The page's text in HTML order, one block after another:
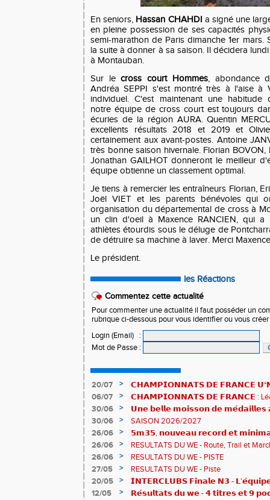
En seniors, Hassan CHAHDI a signé une
en pleine possession de ses capacités
semi-marathon de Paris dimanche 1er mars.
la suite à donner à sa saison. Il décidera
à Montauban.
Sur lecross court Hommes, abondance
Andréa SEPPI s'est montré très à l'aise à
individuel. C'est maintenant une habitude
notre équipe de cross court est toujours
écuries de la région AURA. Quentin
excellents résultats 2018 et 2019 et
certainement aux avant-postes. Antoine
très bonne saison hivernale. Florian
Jonathan GAILHOT donneront le meilleur
équipe obtienne un classement optimal.
Je tiens à remercier les entraîneurs Florian,
Joël VIET et les parents bénévoles qui
organisation du départemental de cross à
un clin d'oeil à Maxence RANCIEN, qui a
athlètes étourdis sous le déluge de
de détruire sa machine à laver. Merci
Le président.
les Réactions
Commentez cette actualité
Pour commenter une actualité il faut posséder un
rubrique ci-dessous pour vous identifier ou vous
Login (Email)
:
Mot de Passe :
20/07 >
𝗖𝗛𝗔𝗠𝗣𝗜𝗢𝗡𝗡𝗔𝗧𝗦 𝗗𝗘 𝗙𝗥𝗔𝗡𝗖𝗘
𝗵𝗶𝘀𝘁𝗼𝗿𝗶𝗾𝘂𝗲𝘀 !
06/07 >
𝗖𝗛𝗔𝗠𝗣𝗜𝗢𝗡𝗡𝗔𝗧𝗦 𝗗𝗘 𝗙𝗥𝗔𝗡𝗖𝗘 : Léane
83è !
30/06 >
𝗨𝗻𝗲 𝗯𝗲𝗹𝗹𝗲 𝗺𝗼𝗶𝘀𝘀𝗼𝗻 𝗱𝗲
𝗔𝗨𝗥𝗔 !
30/06 >
SAISON 2026/2027
26/06
>
𝟱𝗺𝟯𝟱, 𝗻𝗼𝘂𝘃𝗲𝗮𝘂 𝗿𝗲𝗰𝗼𝗿𝗱 𝗲𝘁
𝗖𝗵𝗮𝗺𝗽𝗶𝗼𝗻𝗻𝗮𝘁𝘀 𝗱𝘂 𝗠𝗼𝗻𝗱𝗲 𝗨𝟮𝟬
26/06 >
RESULTATS DU WE - Route, Trail et
26/06
>
RESULTATS DU WE - PISTE
27/05
>
RESULTATS DU WE - Piste
20/05
>
𝗜𝗡𝗧𝗘𝗥𝗖𝗟𝗨𝗕𝗦 𝗙𝗶𝗻𝗮𝗹𝗲 𝗡𝟯 -
𝟯𝟮𝟰𝟮𝟳𝗽𝘁𝘀
12/05 >
𝗥𝗲́𝘀𝘂𝗹𝘁𝗮𝘁𝘀 𝗱𝘂 𝘄𝗲 - 𝟰 𝘁𝗶𝘁𝗿𝗲𝘀 𝗲𝘁 𝟵